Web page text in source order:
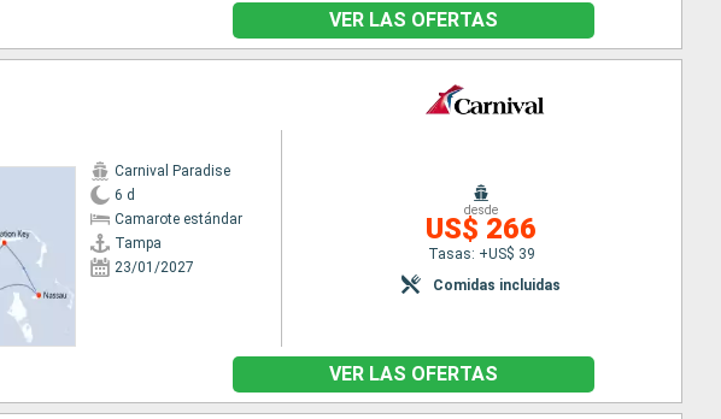
VER LAS OFERTAS
Carnival Paradise
6 d
Camarote estándar
Tampa
23/01/2027
desde
US$ 266
Tasas: +US$ 39
Comidas incluidas
VER LAS OFERTAS